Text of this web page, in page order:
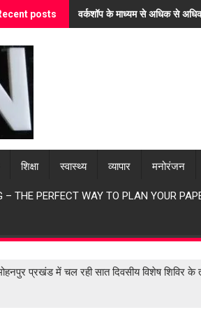
posts वर्कशॉप के माध्यम से अधिक से
शिक्षा स्वास्थ्य व्यापार मनोरंजन
– THE PERFECT WAY TO PLAN YOUR
प्रखंड में चल रही सात दिवसीय विशेष शिविर